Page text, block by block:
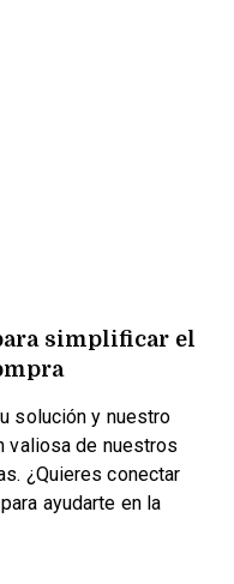
simplificar el
solución y nuestro
valiosa de nuestros
¿Quieres conectar
ayudarte en la